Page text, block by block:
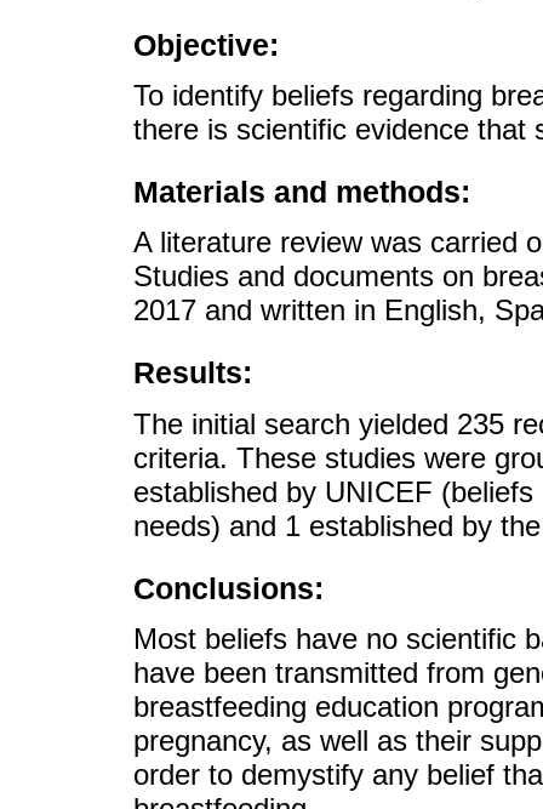
Objective:
To identify beliefs regarding
there is scientific evidence that
Materials and methods:
A literature review was carried
Studies and documents on
2017 and written in English,
Results:
The initial search yielded 235
criteria. These studies were
established by UNICEF
needs) and 1 established by
Conclusions:
Most beliefs have no scientific
have been transmitted from
breastfeeding education
pregnancy, as well as their
order to demystify any belief